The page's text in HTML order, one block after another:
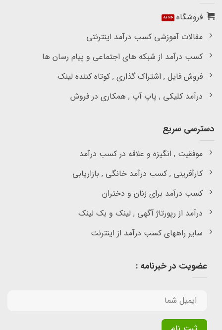
فروشگاه
مقالات آموزشی کسب درآمد اینترنتی
کسب درآمد از شبکه های اجتماعی و پیام رسان ها
فروش فایل , اشتراک گذاری , کوتاه کننده لینک
درآمد کلیکی , پاپ آپ , همکاری در فروش
دسترسی سریع
موفقیت , انگیزه و علاقه در کسب درآمد
کارآفرینی , کسب درآمد خانگی , بازاریابی
کسب درآمد برای زنان و دختران
درآمد از رپورتاژ آگهی , لینک و بک لینک
سایر راههای کسب درآمد از اینترنت
عضویت در خبرنامه :